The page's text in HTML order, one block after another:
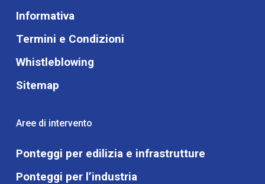
Informativa
Termini e Condizioni
Whistleblowing
Sitemap
Aree di intervento
Ponteggi per edilizia e infrastrutture
Ponteggi per l’industria